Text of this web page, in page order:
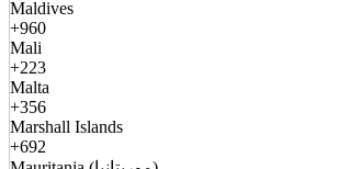
Maldives
+960
Mali
+223
Malta
+356
Marshall Islands
+692